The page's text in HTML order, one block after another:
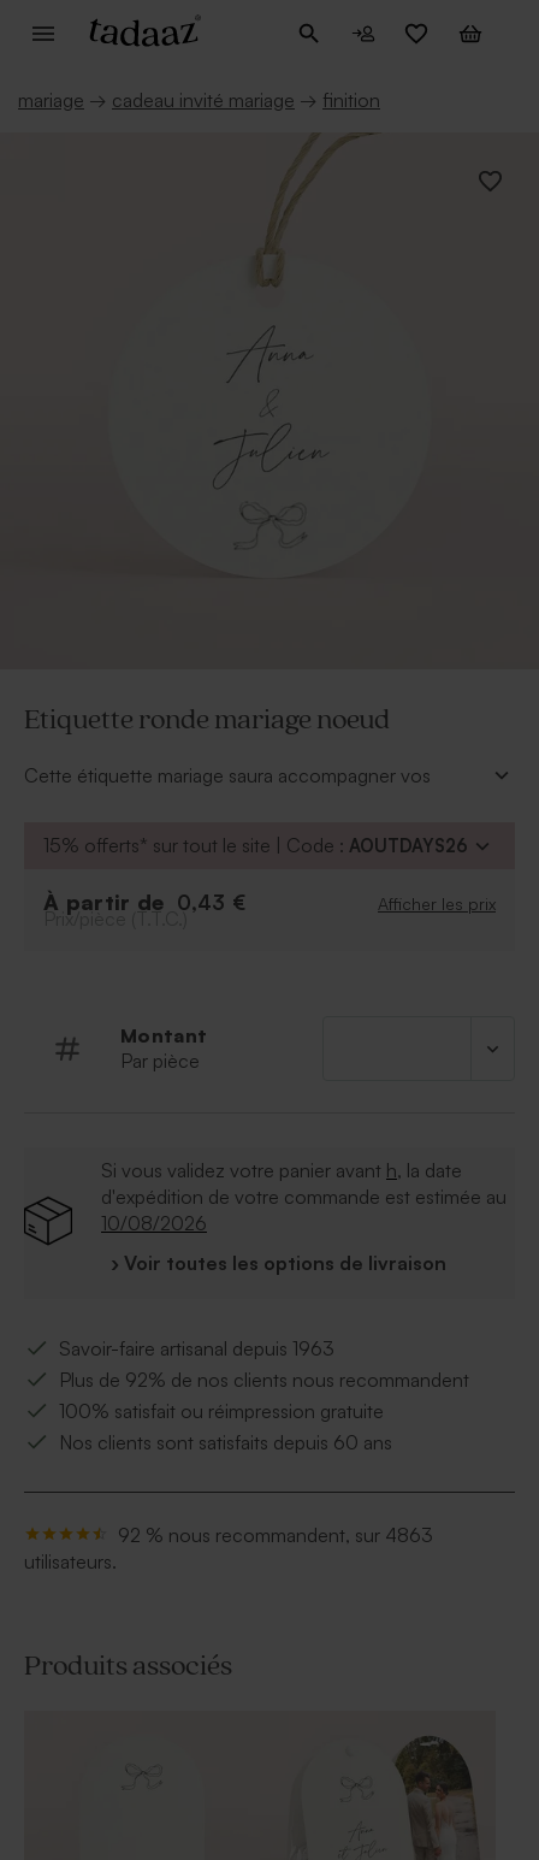
mariage → cadeau invité mariage → finition
Etiquette ronde mariage noeud
Cette étiquette mariage saura accompagner vos
cordelette livrée.
* Cadeau invités à commander séparément
15% offerts* sur tout le site | Code : AOUTDAYS26
À partir de 0,43 € Afficher les prix
Prix/pièce (T.T.C.)
Montant
Par pièce
Si vous validez votre panier avant h, la date
d'expédition de votre commande est estimée au
10/08/2026
› Voir toutes les options de livraison
Savoir-faire artisanal depuis 1963
Plus de 92% de nos clients nous recommandent
100% satisfait ou réimpression gratuite
Nos clients sont satisfaits depuis 60 ans
92 % nous recommandent, sur 4863
utilisateurs.
Produits associés